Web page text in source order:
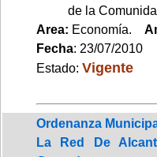
de la
Area: Economía.
Fecha: 23/07/2010
Estado: Vigente
Ordenanza
La Red De